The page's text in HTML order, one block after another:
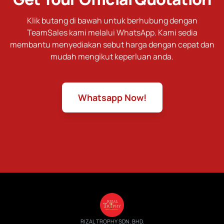
Klik butang di bawah untuk berhubung dengan
TeamSales kami melalui WhatsApp. Kami sedia
membantu menyediakan sebut harga dengan cepat dan
mudah mengikut keperluan anda.
Whatsapp Now!
RIZAL TROPHY SDN. BHD.